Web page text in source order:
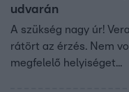
udvarán
A szükség nagy úr!
rátört az érzés. Nem
megfelelő helyiséget...